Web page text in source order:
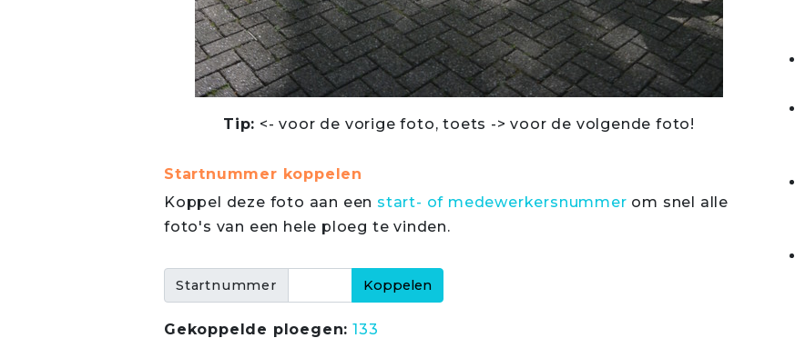
Tip: <- voor de vorige foto, toets -> voor de volgende foto!
Startnummer koppelen
Koppel deze foto aan een start- of medewerkersnummer om snel alle
foto's van een hele ploeg te vinden.
Startnummer
Gekoppelde ploegen: 133